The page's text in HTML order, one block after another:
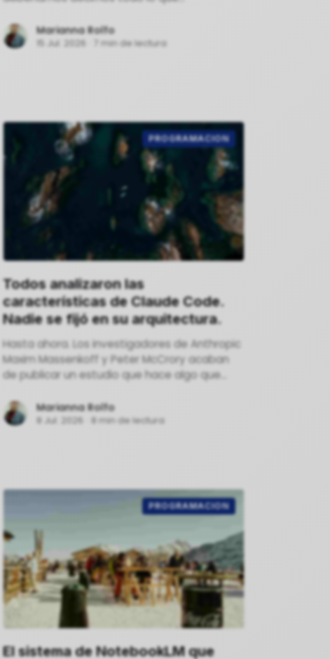
apoyo que reciben los mantenedores de
proyectos de código abierto.
Marianna Rolfo
15 Jul. 2026 7 min de lectura
PROGRAMACION
Todos analizaron las
características de Claude Code.
Nadie se fijó en su arquitectura.
Hasta ahora. Los investigadores de Anthropic
Maxim Massenkoff y Peter McCrory acaban
de publicar un estudio que hace algo que
Marianna Rolfo
8 Jul. 2026 8 min de lectura
PROGRAMACION
El sistema de NotebookLM que